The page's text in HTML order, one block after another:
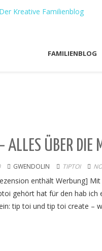
FAMILIENBLOG
ALLES ÜBER DIE
GWENDOLIN TIPTOI
enthält Werbung]
gehört hat für den hab ich
tip toi und tip toi create –